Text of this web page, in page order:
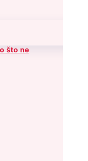
što ne